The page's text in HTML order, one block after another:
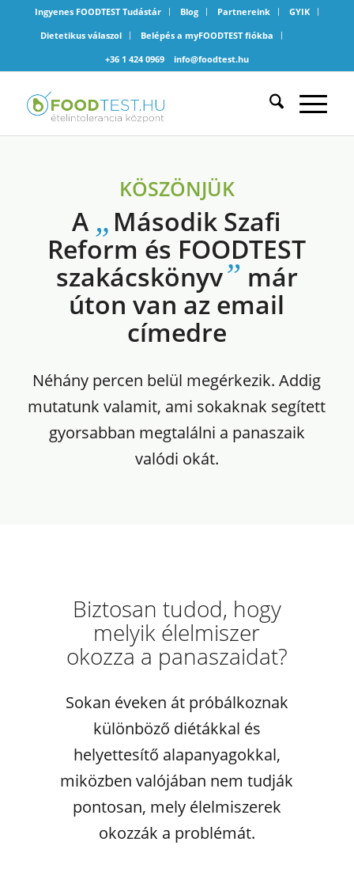
Ingyenes FOODTEST Tudástár Blog Partnereink
GYIK
Dietetikus válaszol
Belépés a myFOODTEST fiókba
+36 1 424 0969
info@foodtest.hu
KÖSZÖNJÜK
A „ Második Szafi
Reform és FOODTEST
szakácskönyv” már
úton van az email
címedre
Néhány percen belül megérkezik. Addig
mutatunk valamit, ami sokaknak segített
gyorsabban megtalálni a panaszaik
valódi okát.
Biztosan tudod, hogy
melyik élelmiszer
okozza a panaszaidat?
Sokan éveken át próbálkoznak
különböző diétákkal és
helyettesítő alapanyagokkal,
miközben valójában nem tudják
pontosan, mely élelmiszerek
okozzák a problémát.